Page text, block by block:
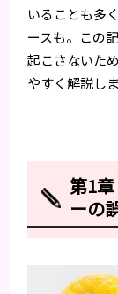
いることも多
ースも。この
起こさないた
やすく解説しま
第1
ーの